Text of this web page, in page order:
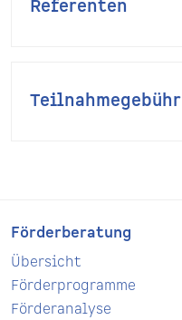
Referenten
Teilnahmegebühr
Förderberatung
Übersicht
Förderprogramme
Förderanalyse